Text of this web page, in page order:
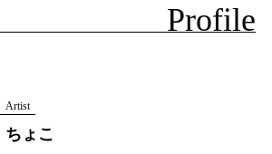
Profile
Artist
ちょこ